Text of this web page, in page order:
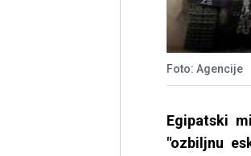
Foto: Agencije
Egipatski
"ozbiljnu